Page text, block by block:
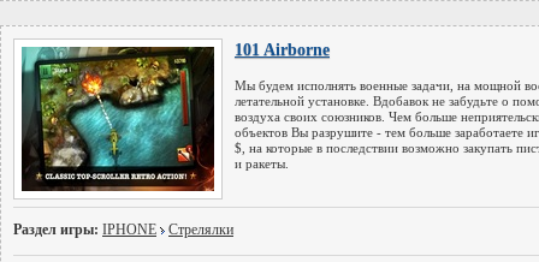
101 Airborne
Мы будем исполнять военные задачи, на мощной
летательной установке. Вдобавок не забудьте о
воздуха своих союзников. Чем больше
объектов Вы разрушите - тем больше заработаете
$, на которые в последствии возможно закупать
и ракеты.
Раздел игры: IPHONE Стрелялки